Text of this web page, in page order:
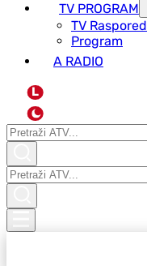
TV PROGRAM
ТV Raspored
Program
A RADIO
L